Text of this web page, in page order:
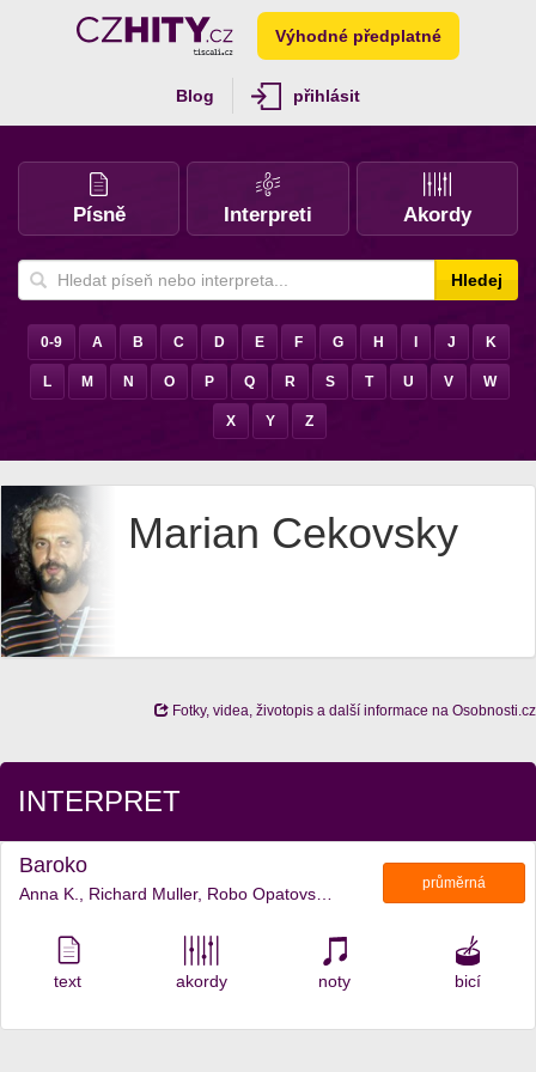
Výhodné předplatné
Blog přihlásit
Písně Interpreti Akordy
Hledej
0-9 A B C D E F G H J K
L M N O P Q R S T U V W
X Y Z
Marian Cekovsky
Fotky, videa, životopis a další informace na Osobnosti.cz
INTERPRET
Baroko
průměrná
text akordy noty bicí